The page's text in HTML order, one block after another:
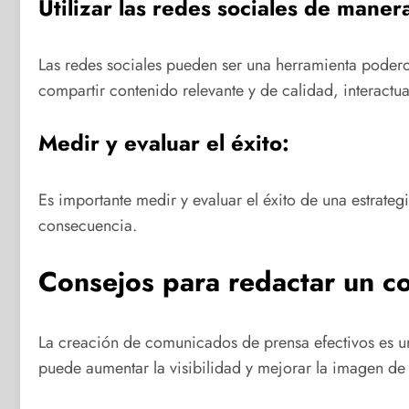
Utilizar las redes sociales de
Las redes sociales pueden ser una herramienta
compartir contenido relevante y de calidad,
Medir y evaluar el éxito:
Es importante medir y evaluar el éxito de una
consecuencia.
Consejos para redactar un
La creación de comunicados de prensa efectivos
puede aumentar la visibilidad y mejorar la imagen